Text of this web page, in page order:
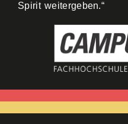
Spirit weitergeben.“